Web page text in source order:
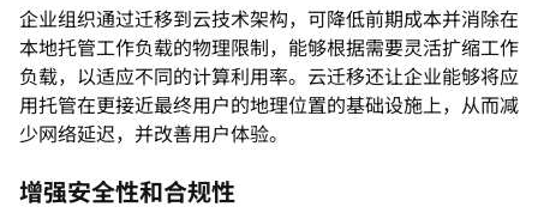
企业组织通过迁移到云技术架构，可降低前期成本并消除在
本地托管工作负载的物理限制，能够根据需要灵活扩缩工作
负载，以适应不同的计算利用率。云迁移还让企业能够将应
用托管在更接近最终用户的地理位置的基础设施上，从而减
少网络延迟，并改善用户体验。
增强安全性和合规性